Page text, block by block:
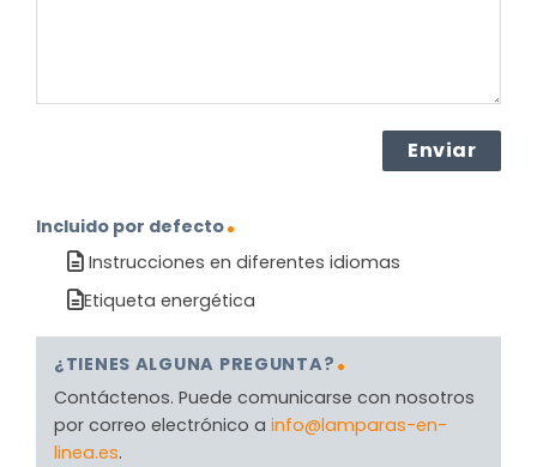
Incluido por defecto
Instrucciones en diferentes idiomas
Etiqueta energética
¿TIENES ALGUNA PREGUNTA?
Contáctenos. Puede comunicarse con nosotros
por correo electrónico a info@lamparas-en-
linea.es.